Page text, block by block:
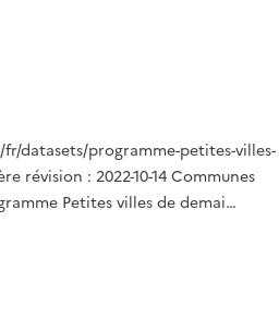
datasets/programme-petites-villes-
révision : 2022-10-14 Communes
Petites villes de demai…